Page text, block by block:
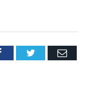
FacebookTwitter Email